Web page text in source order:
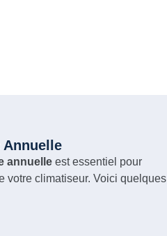
Annuelle
annuelle est essentiel pour
votre climatiseur. Voici quelques